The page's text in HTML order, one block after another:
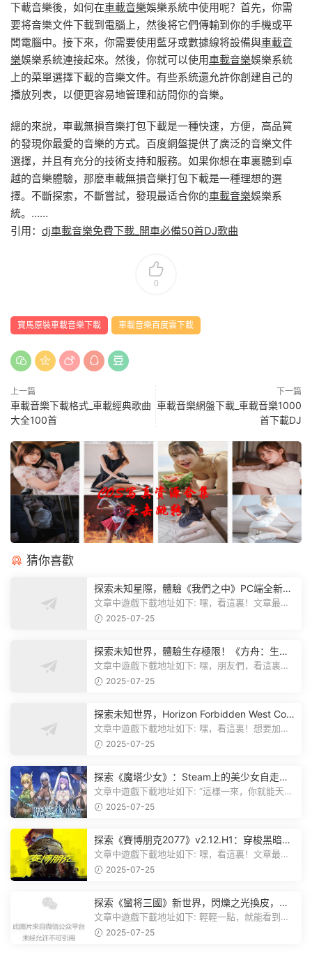
下載音樂後，如何在車載音樂娛樂系統中使用呢？首先，你需
要将音樂文件下載到電腦上，然後将它們傳輸到你的手機或平
闆電腦中。接下來，你需要使用藍牙或數據線将設備與車載音
樂娛樂系統連接起來。然後，你就可以使用車載音樂娛樂系統
上的菜單選擇下載的音樂文件。有些系統還允許你創建自己的
播放列表，以便更容易地管理和訪問你的音樂。
總的來說，車載無損音樂打包下載是一種快速，方便，高品質
的發現你最愛的音樂的方式。百度網盤提供了廣泛的音樂文件
選擇，并且有充分的技術支持和服務。如果你想在車裏聽到卓
越的音樂體驗，那麽車載無損音樂打包下載是一種理想的選
擇。不斷探索，不斷嘗試，發現最适合你的車載音樂娛樂系
統。……
引用： dj車載音樂免費下載_開車必備50首DJ歌曲
0
寶馬原裝車載音樂下載 車載音樂百度雲下載
上一篇
車載音樂下載格式_車載經典歌曲
大全100首
下一篇
車載音樂網盤下載_車載音樂1000
首下載DJ
猜你喜歡
探索未知星際，體驗《我們之中》PC端全新版
本
文章中遊戲下載地址如下: 嘿，看這裏！文章最後
有個圖片，點一下就能加入我們遊...
2025-07-25
探索未知世界，體驗生存極限！《方舟：生存
飛升》v38.9中文版全新升級！
文章中遊戲下載地址如下: 嘿，朋友們，看這裏！
《方舟：生存飛升》這個遊戲超火...
2025-07-25
探索未知世界，Horizon Forbidden West Com
plete Edition正式發布！
文章中遊戲下載地址如下: 嘿，看這裏！想要加入
遊戲資源分享群，就點文章最後那...
2025-07-25
探索《魔塔少女》：Steam上的美少女自走
棋，戰鬥與策略的雙重盛宴！
文章中遊戲下載地址如下: “這樣一來，你就能天天
2025-07-25
探索《賽博朋克2077》v2.12.H1：穿梭黑暗都
市，感受未來世界的震撼
文章中遊戲下載地址如下: 嘿，看這裏！文章最後
有個圖片，點一下就能加入我們的...
2025-07-25
探索《蠻将三國》新世界，閃爍之光換皮，共
赴手遊盛宴！
文章中遊戲下載地址如下: 輕輕一點，就能看到原
文。 滑動一下屏幕，就能看到...
2025-07-25